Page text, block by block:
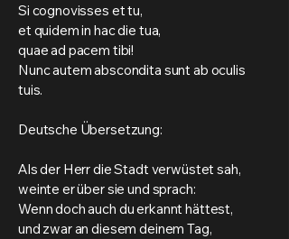
Si cognovisses et tu,
et quidem in hac die tua,
quae ad pacem tibi!
Nunc autem abscondita sunt ab oculis
tuis.
Deutsche Übersetzung:
Als der Herr die Stadt verwüstet sah,
weinte er über sie und sprach:
Wenn doch auch du erkannt hättest,
und zwar an diesem deinem Tag,